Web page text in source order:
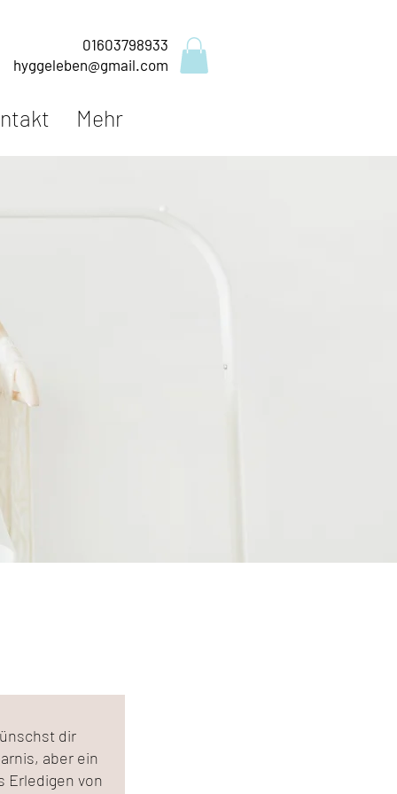
01603798933
hyggeleben@gmail.com
Mehr
dir
aber ein
Erledigen von